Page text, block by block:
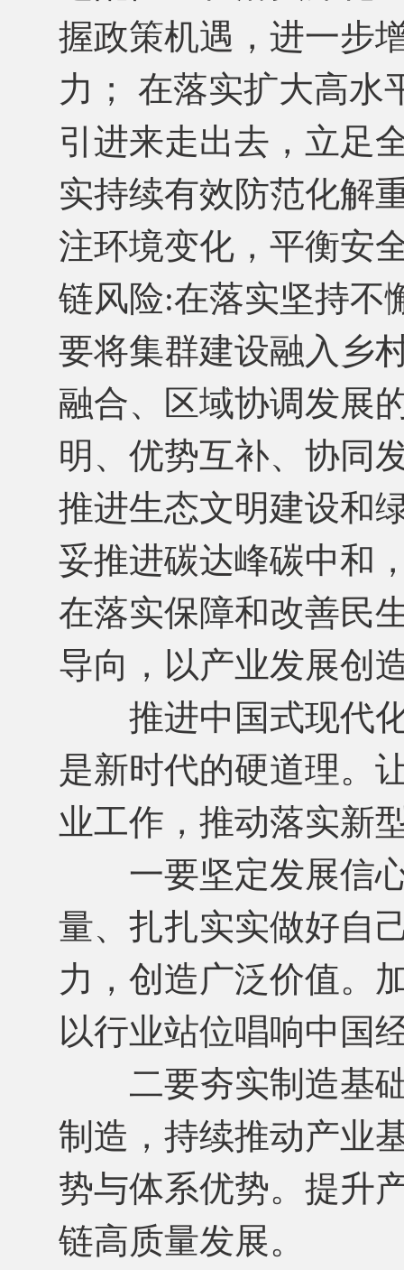
握政策机遇，进一步
力； 在落实扩大高水
引进来走出去，立足
实持续有效防范化解
注环境变化，平衡安
链风险:在落实坚持不
要将集群建设融入乡
融合、区域协调发展
明、优势互补、协同
推进生态文明建设和
妥推进碳达峰碳中和
在落实保障和改善民
导向，以产业发展创
推进中国式现代化
是新时代的硬道理。
业工作，推动落实新
一要坚定发展信心
量、扎扎实实做好自
力，创造广泛价值。
以行业站位唱响中国
二要夯实制造基础
制造，持续推动产业
势与体系优势。提升
链高质量发展。